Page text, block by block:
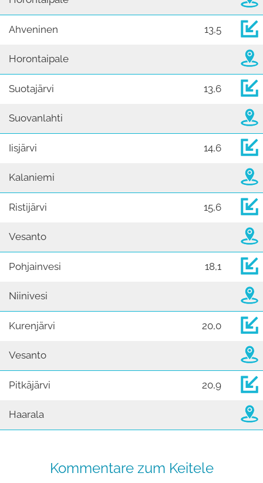
Ahveninen 13,5
Horontaipale
Suotajärvi 13,6
Suovanlahti
Iisjärvi 14,6
Kalaniemi
Ristijärvi 15,6
Vesanto
Pohjainvesi 18,1
Niinivesi
Kurenjärvi 20,0
Vesanto
Pitkäjärvi 20,9
Haarala
Kommentare zum Keitele